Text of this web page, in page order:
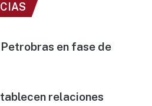
en fase de
relaciones